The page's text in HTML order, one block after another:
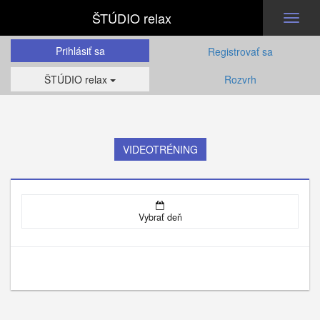
ŠTÚDIO relax
Prihlásiť sa
Registrovať sa
ŠTÚDIO relax
Rozvrh
VIDEOTRÉNING
Vybrať deň